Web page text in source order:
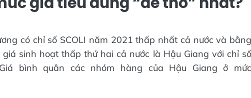
có chỉ số SCOLI năm 2021 thấp nhất cả nước và bằng
sinh hoạt thấp thứ hai cả nước là Hậu Giang với chỉ số
bình quân các nhóm hàng của Hậu Giang ở mức